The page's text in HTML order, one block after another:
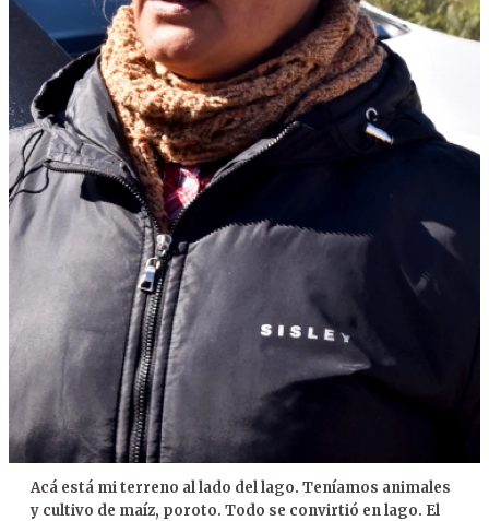
Acá está mi terreno al lado del lago. Teníamos animales
y cultivo de maíz, poroto. Todo se convirtió en lago. El